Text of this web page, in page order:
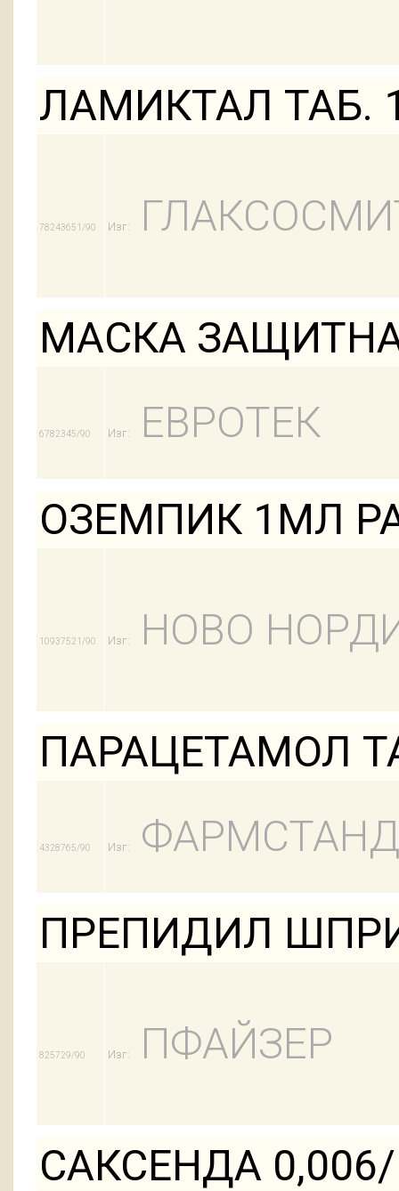
ЛАМИКТАЛ ТАБ.
78243651/90 Изг:
МАСКА
6782345/90 Изг:
ЕВРОТЕК
ОЗЕМПИК 1МЛ
10937521/90 Изг: НОВО
ПАРАЦЕТАМОЛ
4328765/90 Изг:
ПРЕПИДИЛ
825729/90 Изг: ПФАЙЗЕР
САКСЕНДА